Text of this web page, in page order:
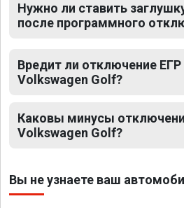
Нужно ли ставить
после программного
Вредит ли отключение
Volkswagen Golf?
Каковы минусы
Volkswagen Golf?
Вы не узнаете ваш